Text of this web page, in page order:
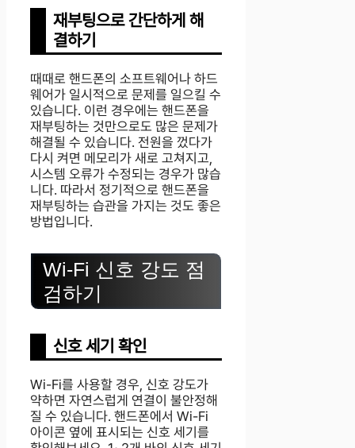
재부팅으로 간단하게 해
결하기
때때로 핸드폰의 소프트웨어나 하드
웨어가 일시적으로 문제를 일으킬 수
있습니다. 이런 경우에는 핸드폰을
재부팅하는 것만으로도 많은 문제가
해결될 수 있습니다. 전원을 껐다가
다시 켜면 메모리가 새로 고쳐지고,
시스템 오류가 수정되는 경우가 많습
니다. 따라서 정기적으로 핸드폰을
재부팅하는 습관을 가지는 것도 좋은
방법입니다.
Wi-Fi 신호 강도 점
검하기
신호 세기 확인
Wi-Fi를 사용할 경우, 신호 강도가
약하면 자연스럽게 연결이 불안정해
질 수 있습니다. 핸드폰에서 Wi-Fi
아이콘 옆에 표시되는 신호 세기를